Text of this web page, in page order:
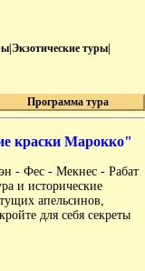
туры|
Программа тура
краски Марокко"
- Фес - Мекнес - Рабат
и исторические
апельсинов,
для себя секреты